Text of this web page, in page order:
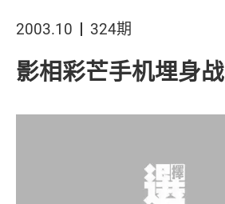
2003.10 324期
影相彩芒手机埋身战